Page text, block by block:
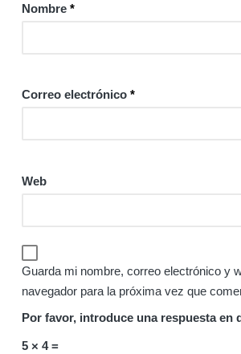
Nombre *
Correo electrónico *
Web
Guarda mi nombre, correo electrónico y
navegador para la próxima vez que
Por favor, introduce una respuesta en
5 × 4 =